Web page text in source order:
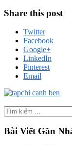
Share this post
Twitter
Facebook
Google+
LinkedIn
Pinterest
Email
Bài Viết Gần